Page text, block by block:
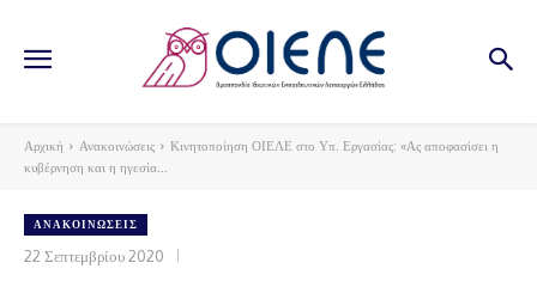
Αρχική Ανακοινώσεις
Κινητοποίηση ΟΙΕΛΕ στο Υπ. Εργασίας: «Ας αποφασίσει η
κυβέρνηση και η ηγεσία...
ΑΝΑΚΟΙΝΏΣΕΙΣ
22 Σεπτεμβρίου 2020